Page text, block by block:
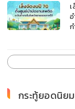
กระทู้ยอดนิยม